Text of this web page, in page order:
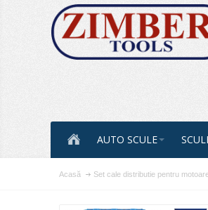
AUTO SCULE
Acasă Set cale distributie pentru